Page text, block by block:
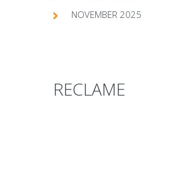
NOVEMBER 2025
RECLAME